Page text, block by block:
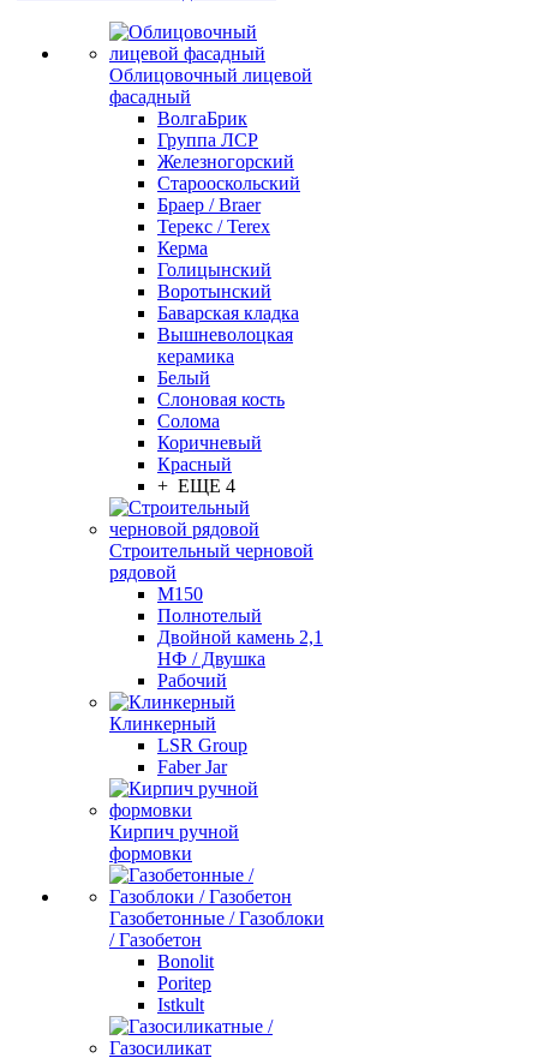
Облицовочный лицевой
фасадный
ВолгаБрик
Группа ЛСР
Железногорский
Старооскольский
Браер / Braer
Терекс / Terex
Керма
Голицынский
Воротынский
Баварская кладка
Вышневолоцкая
керамика
Белый
Слоновая кость
Солома
Коричневый
Красный
+ ЕЩЕ 4
Строительный черновой
рядовой
М150
Полнотелый
Двойной камень 2,1
НФ / Двушка
Рабочий
Клинкерный
LSR Group
Faber Jar
Кирпич ручной
формовки
Газобетонные / Газоблоки
/ Газобетон
Bonolit
Poritep
Istkult